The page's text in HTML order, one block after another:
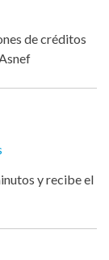
de créditos
y recibe el